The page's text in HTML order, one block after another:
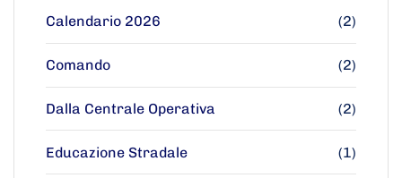
Calendario 2026 (2)
Comando (2)
Dalla Centrale Operativa (2)
Educazione Stradale (1)